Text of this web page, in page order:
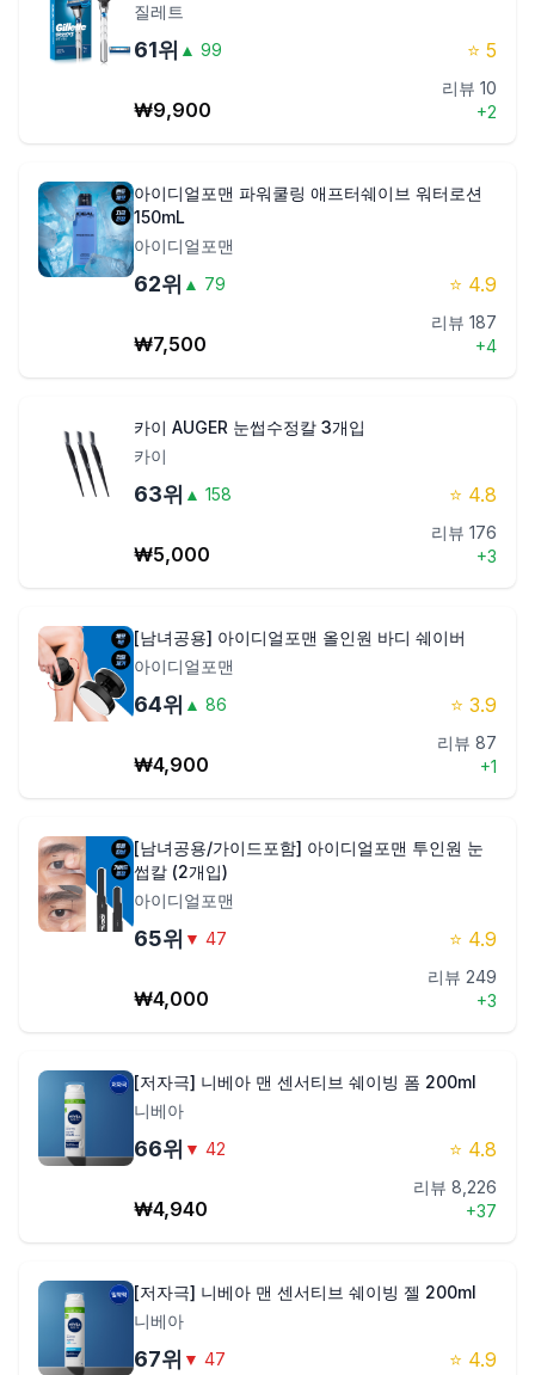
질레트
61위 ▲ 99 ⭐ 5
₩9,900
리뷰 10
+2
아이디얼포맨 파워쿨링 애프터쉐이브 워터로션
150mL
아이디얼포맨
62위 ▲ 79 ⭐ 4.9
₩7,500
리뷰 187
+4
카이 AUGER 눈썹수정칼 3개입
카이
63위 ▲ 158 ⭐ 4.8
₩5,000
리뷰 176
+3
[남녀공용] 아이디얼포맨 올인원 바디 쉐이버
아이디얼포맨
64위 ▲ 86 ⭐ 3.9
₩4,900
리뷰 87
+1
[남녀공용/가이드포함] 아이디얼포맨 투인원 눈
썹칼 (2개입)
아이디얼포맨
65위 ▼ 47 ⭐ 4.9
₩4,000
리뷰 249
+3
[저자극] 니베아 맨 센서티브 쉐이빙 폼 200ml
니베아
66위 ▼ 42 ⭐ 4.8
₩4,940
리뷰 8,226
+37
[저자극] 니베아 맨 센서티브 쉐이빙 젤 200ml
니베아
67위 ▼ 47 ⭐ 4.9